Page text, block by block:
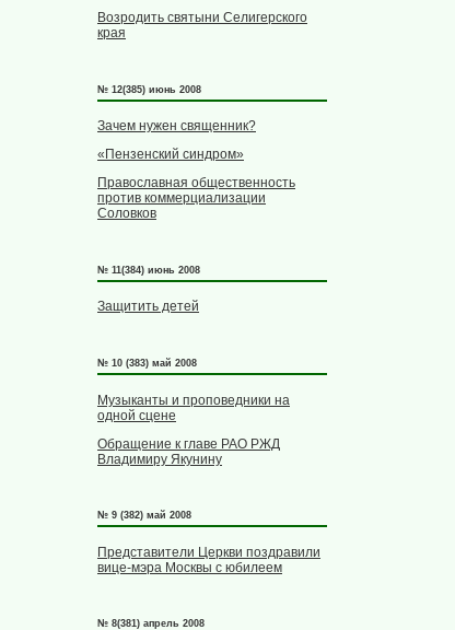
Возродить святыни Селигерского
края
№ 12(385) июнь 2008
Зачем нужен священник?
«Пензенский синдром»
Православная общественность
против коммерциализации
Соловков
№ 11(384) июнь 2008
Защитить детей
№ 10 (383) май 2008
Музыканты и проповедники на
одной сцене
Обращение к главе РАО РЖД
Владимиру Якунину
№ 9 (382) май 2008
Представители Церкви поздравили
вице-мэра Москвы с юбилеем
№ 8(381) апрель 2008